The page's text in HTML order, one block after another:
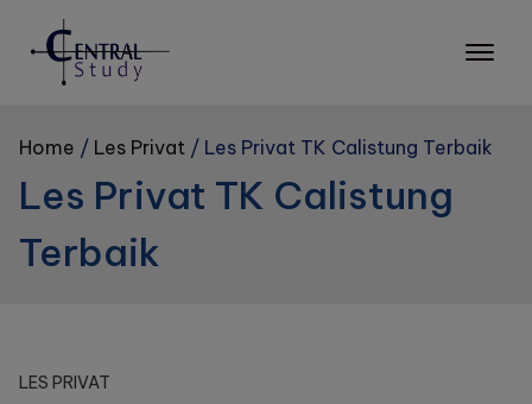
Home Les Privat Les Privat TK Calistung Terbaik
Les Privat TK Calistung
Terbaik
LES PRIVAT